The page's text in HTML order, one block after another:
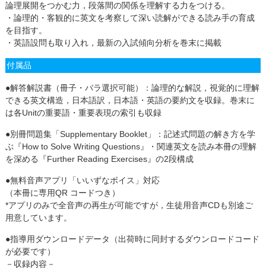
論理展開をつかむ力，段落間の関係を理解する力をつける。
・論理的・客観的に英文を考察して深い読解ができる読み手の育成
を目指す。
・英語設問も取り入れ，最新の入試傾向分析を巻末に掲載
付属品
●解答解説書（冊子・バラ選択可能）：論理的な解説，視覚的に理解
できる英文構造，日本語訳，日本語・英語の要約文を収録。巻末に
は各Unitの重要語・重要表現の索引も収録
●別冊問題集「Supplementary Booklet」：記述式問題の解き方を学
ぶ『How to Solve Writing Questions』・関連英文を読み本冊の理解
を深める『Further Reading Exercises』の2段構成
●無料音声アプリ「いいずなボイス」対応
（本冊に専用QR コードつき）
*アプリのみで全音声の再生が可能ですが，生徒用音声CDも別途ご
用意しています。
●指導用ダウンロードデータ（出荷時に同封するダウンロードコード
が必要です）
－収録内容－